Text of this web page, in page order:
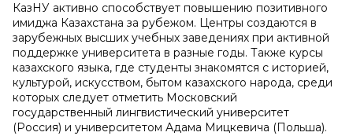
КазНУ активно способствует повышению позитивного
имиджа Казахстана за рубежом. Центры создаются в
зарубежных высших учебных заведениях при активной
поддержке университета в разные годы. Также курсы
казахского языка, где студенты знакомятся с историей,
культурой, искусством, бытом казахского народа, среди
которых следует отметить Московский
государственный лингвистический университет
(Россия) и университетом Адама Мицкевича (Польша).